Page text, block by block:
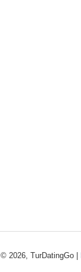
© 2026, TurDatingGo |